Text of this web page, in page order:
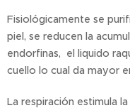
Fisiológicamente se
piel, se reducen la
endorfinas, el liquido
cuello lo cual da mayor
La respiración estimula